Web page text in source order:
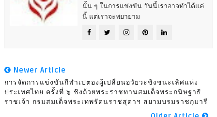
นั้น ๆ ในการแข่งขัน วันนี้เราอาจทำได้แค่
นี้ แต่เราจะพยายาม
Newer Article
การจัดการแข่งขันกีฬาเปตองผู้เปลี่ยนอวัยวะชิงชนะเลิศแห่ง
ประเทศไทย ครั้งที่ ๖ ชิงถ้วยพระราชทานสมเด็จพระกนิษฐาธิ
ราชเจ้า กรมสมเด็จพระเทพรัตนราชสุดาฯ สยามบรมราชกุมารี